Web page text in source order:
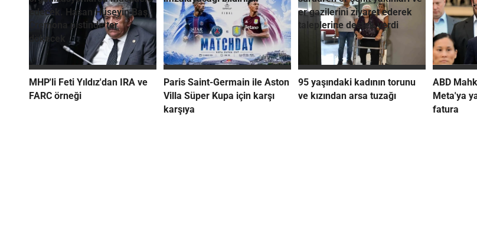
edecek. Hasan Hüseyin Baş,
Cremona pistinde ter
dökecek
er gazilerini ziyaret ederek
taleplerine destek verdi
MHP'li Feti Yıldız'dan IRA ve
FARC örneği
Paris Saint-Germain ile Aston
Villa Süper Kupa için karşı
karşıya
95 yaşındaki kadının torunu
ve kızından arsa tuzağı
ABD
Meta'ya
fatura